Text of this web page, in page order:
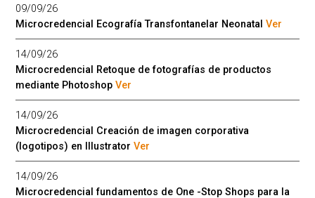
09/09/26
Microcredencial Ecografía Transfontanelar NeonatalVer
14/09/26
Microcredencial Retoque de fotografías de productos
mediante PhotoshopVer
14/09/26
Microcredencial Creación de imagen corporativa
(logotipos) en IllustratorVer
14/09/26
Microcredencial fundamentos de One -Stop Shops para la